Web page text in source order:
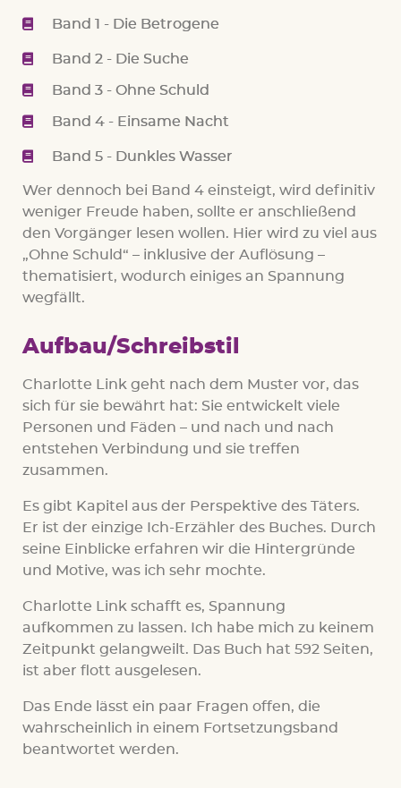
Band 1 - Die Betrogene
Band 2 - Die Suche
Band 3 - Ohne Schuld
Band 4 - Einsame Nacht
Band 5 - Dunkles Wasser
Wer dennoch bei Band 4 einsteigt, wird definitiv
weniger Freude haben, sollte er anschließend
den Vorgänger lesen wollen. Hier wird zu viel aus
„Ohne Schuld“ – inklusive der Auflösung –
thematisiert, wodurch einiges an Spannung
wegfällt.
Aufbau/Schreibstil
Charlotte Link geht nach dem Muster vor, das
sich für sie bewährt hat: Sie entwickelt viele
Personen und Fäden – und nach und nach
entstehen Verbindung und sie treffen
zusammen.
Es gibt Kapitel aus der Perspektive des Täters.
Er ist der einzige Ich-Erzähler des Buches. Durch
seine Einblicke erfahren wir die Hintergründe
und Motive, was ich sehr mochte.
Charlotte Link schafft es, Spannung
aufkommen zu lassen. Ich habe mich zu keinem
Zeitpunkt gelangweilt. Das Buch hat 592 Seiten,
ist aber flott ausgelesen.
Das Ende lässt ein paar Fragen offen, die
wahrscheinlich in einem Fortsetzungsband
beantwortet werden.